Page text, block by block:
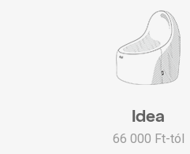
Idea
66 000 Ft-tól